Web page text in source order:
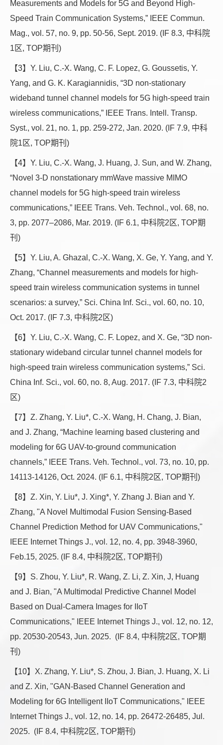
Measurements and Models for 5G and Beyond High-
Speed Train Communication Systems,” IEEE Commun.
Mag., vol. 57, no. 9, pp. 50-56, Sept. 2019. (IF 8.3, 中科院
1区, TOP期刊)
【3】Y. Liu, C.-X. Wang, C. F. Lopez, G. Goussetis, Y.
Yang, and G. K. Karagiannidis, “3D non-stationary
wideband tunnel channel models for 5G high-speed train
wireless communications,” IEEE Trans. Intell. Transp.
Syst., vol. 21, no. 1, pp. 259-272, Jan. 2020. (IF 7.9, 中科
院1区, TOP期刊)
【4】Y. Liu, C.-X. Wang, J. Huang, J. Sun, and W. Zhang,
“Novel 3-D nonstationary mmWave massive MIMO
channel models for 5G high-speed train wireless
communications,” IEEE Trans. Veh. Technol., vol. 68, no.
3, pp. 2077–2086, Mar. 2019. (IF 6.1, 中科院2区, TOP期
刊)
【5】Y. Liu, A. Ghazal, C.-X. Wang, X. Ge, Y. Yang, and Y.
Zhang, “Channel measurements and models for high-
speed train wireless communication systems in tunnel
scenarios: a survey,” Sci. China Inf. Sci., vol. 60, no. 10,
Oct. 2017. (IF 7.3, 中科院2区)
【6】Y. Liu, C.-X. Wang, C. F. Lopez, and X. Ge, “3D non-
stationary wideband circular tunnel channel models for
high-speed train wireless communication systems,” Sci.
China Inf. Sci., vol. 60, no. 8, Aug. 2017. (IF 7.3, 中科院2
区)
【7】Z. Zhang, Y. Liu*, C.-X. Wang, H. Chang, J. Bian,
and J. Zhang, “Machine learning based clustering and
modeling for 6G UAV-to-ground communication
channels,” IEEE Trans. Veh. Technol., vol. 73, no. 10, pp.
14113-14126, Oct. 2024. (IF 6.1, 中科院2区, TOP期刊)
【8】Z. Xin, Y. Liu*, J. Xing*, Y. Zhang J. Bian and Y.
Zhang, "A Novel Multimodal Fusion Sensing-Based
Channel Prediction Method for UAV Communications,"
IEEE Internet Things J., vol. 12, no. 4, pp. 3948-3960,
Feb.15, 2025. (IF 8.4, 中科院2区, TOP期刊)
【9】S. Zhou, Y. Liu*, R. Wang, Z. Li, Z. Xin, J, Huang
and J. Bian, "A Multimodal Predictive Channel Model
Based on Dual-Camera Images for IIoT
Communications," IEEE Internet Things J., vol. 12, no. 12,
pp. 20530-20543, Jun. 2025. (IF 8.4, 中科院2区, TOP期
刊)
【10】X. Zhang, Y. Liu*, S. Zhou, J. Bian, J. Huang, X. Li
and Z. Xin, "GAN-Based Channel Generation and
Modeling for 6G Intelligent IIoT Communications," IEEE
Internet Things J., vol. 12, no. 14, pp. 26472-26485, Jul.
2025. (IF 8.4, 中科院2区, TOP期刊)